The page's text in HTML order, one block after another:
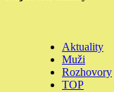
Aktuality
Muži
Rozhovory
TOP